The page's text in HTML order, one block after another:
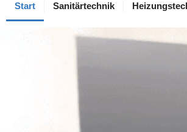
Start Sanitärtechnik